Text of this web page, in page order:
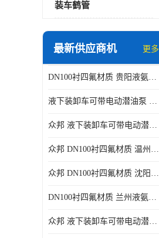
装车鹤管
最新供应商机 更多
DN100衬四氟材质 贵阳液氨鹤管供应商
液下装卸车可带电动潜油泵 贵阳液氨鹤管批发商
众邦 液下装卸车可带电动潜油泵 沈阳液氨鹤管批发商
众邦 DN100衬四氟材质 温州液氨鹤管批发商
众邦 DN100衬四氟材质 沈阳液氨鹤管批发商
DN100衬四氟材质 兰州液氨鹤管批发商
众邦 液下装卸车可带电动潜油泵 太原液氨鹤管厂商